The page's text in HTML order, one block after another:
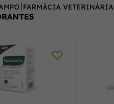
FARMÁCIA VETERINÁRIA